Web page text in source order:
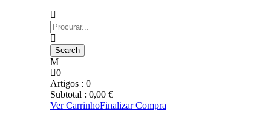
0
Artigos : 0
Subtotal : 0,00 €
Ver CarrinhoFinalizar Compra